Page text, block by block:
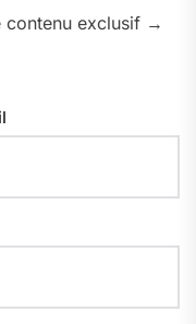
contenu exclusif →